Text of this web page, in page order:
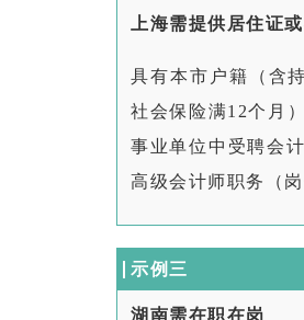
上海需提供居住证
具有本市户籍（含
社会保险满12个月
事业单位中受聘会
高级会计师职务（
示例三
湖南需在职在岗